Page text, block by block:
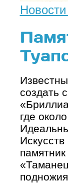
создать
где